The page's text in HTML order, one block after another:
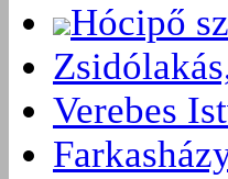
Hócipő
Verebes